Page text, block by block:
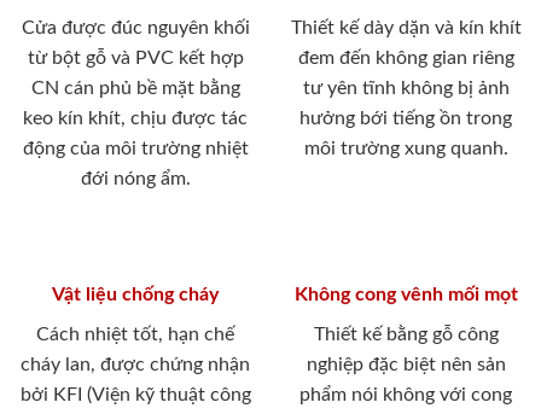
Cửa được đúc nguyên khối
từ bột gỗ và PVC kết hợp
CN cán phủ bề mặt bằng
keo kín khít, chịu được tác
động của môi trường nhiệt
đới nóng ẩm.
Thiết kế dày dặn và kín khít
đem đến không gian riêng
tư yên tĩnh không bị ảnh
hưởng bới tiếng ồn trong
môi trường xung quanh.
Vật liệu chống cháy
Cách nhiệt tốt, hạn chế
cháy lan, được chứng nhận
bởi KFI (Viện kỹ thuật công
Không cong vênh mối mọt
Thiết kế bằng gỗ công
nghiệp đặc biệt nên sản
phẩm nói không với cong